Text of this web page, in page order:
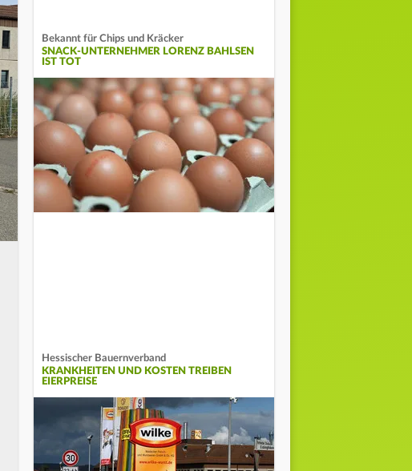
Bekannt für Chips und Kräcker
SNACK-UNTERNEHMER LORENZ BAHLSEN
IST TOT
Hessischer Bauernverband
KRANKHEITEN UND KOSTEN TREIBEN
EIERPREISE